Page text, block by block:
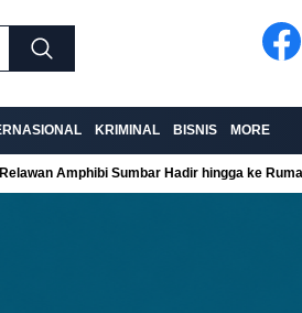
KRIMINAL BISNIS MORE
Amphibi Sumbar Hadir hingga ke